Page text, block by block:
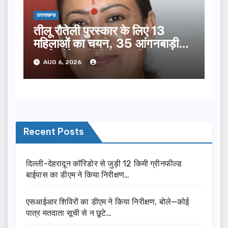
उत्तराखण्ड
तीलू रौतेली पुरस्कार के लिए 13
महिलाओं का चयन, 35 आंगनबाड़ी
कार्यकर्तियां भी होंगी सम्मानित…
AUG 6, 2026
Recent Posts
दिल्ली-देहरादून कॉरिडोर से जुड़ी 12 किमी ग्रीनफील्ड
बाईपास का डीएम ने किया निरीक्षण…
एसआईआर शिविरों का डीएम ने किया निरीक्षण, बोले—कोई
पात्र मतदाता सूची से न छूटे…